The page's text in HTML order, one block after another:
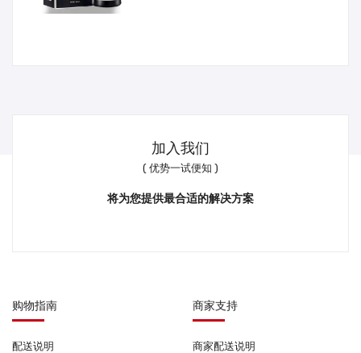
加入我们
( 优势一试便知 )
将为您提供最合适的解决方案
购物指南
配送说明
商家支持
商家配送说明